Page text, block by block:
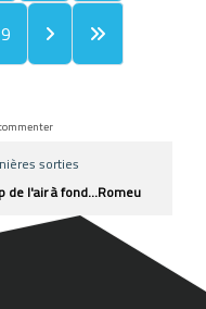
sorties
de l'air à fond...Romeu